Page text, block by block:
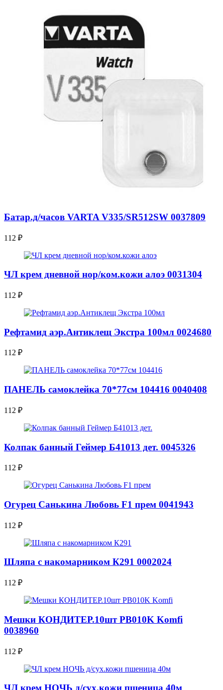
Батар.д/часов VARTA V335/SR512SW 0037809
112 ₽
ЧЛ крем дневной нор/ком.кожи алоэ 0031304
112 ₽
Рефтамид аэр.Антиклещ Экстра 100мл 0024680
112 ₽
ПАНЕЛЬ самоклейка 70*77см 104416 0040408
112 ₽
Колпак банный Геймер Б41013 дет. 0045326
112 ₽
Огурец Санькина Любовь F1 прем 0041943
112 ₽
Шляпа с накомарником К291 0002024
112 ₽
Мешки КОНДИТЕР.10шт PB010K Komfi
0038960
112 ₽